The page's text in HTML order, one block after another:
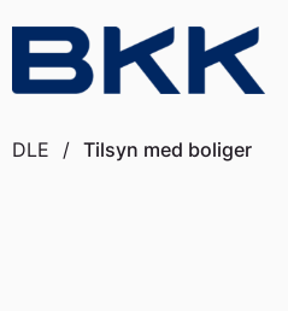
content
DLE / Tilsyn med boliger